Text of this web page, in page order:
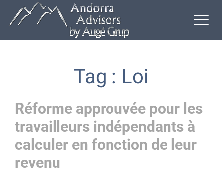
Tag : Loi
Réforme approuvée pour les
travailleurs indépendants à
calculer en fonction de leur
revenu